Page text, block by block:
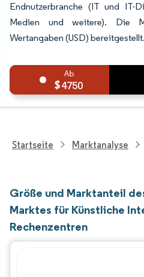
Endnutzerbranche (IT und IT-
Medien und weitere). Die
Wertangaben (USD) bereitgestellt.
4750
Startseite Marktanalyse
Größe und Marktanteil
Marktes für Künstliche
Rechenzentren